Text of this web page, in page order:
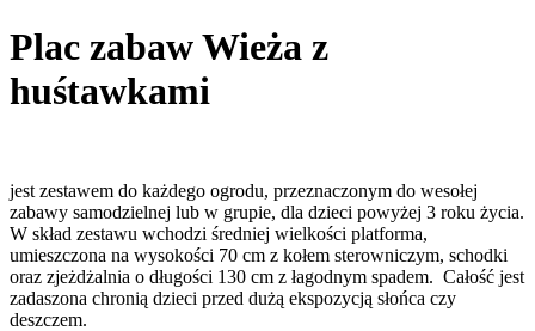
Plac zabaw Wieża z
huśtawkami
jest zestawem do każdego ogrodu, przeznaczonym do wesołej
zabawy samodzielnej lub w grupie, dla dzieci powyżej 3 roku życia.
W skład zestawu wchodzi średniej wielkości platforma,
umieszczona na wysokości 70 cm z kołem sterowniczym, schodki
oraz zjeżdżalnia o długości 130 cm z łagodnym spadem. Całość jest
zadaszona chronią dzieci przed dużą ekspozycją słońca czy
deszczem.